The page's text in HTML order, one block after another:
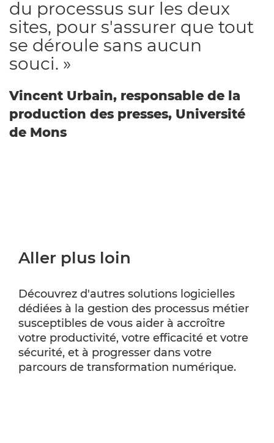
du processus sur les deux
sites, pour s'assurer que tout
se déroule sans aucun
souci. »
Vincent Urbain, responsable de la
production des presses, Université
de Mons
Aller plus loin
Découvrez d'autres solutions logicielles
dédiées à la gestion des processus métier
susceptibles de vous aider à accroître
votre productivité, votre efficacité et votre
sécurité, et à progresser dans votre
parcours de transformation numérique.